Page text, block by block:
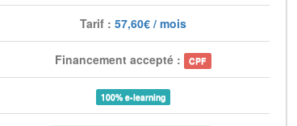
Tarif : 57,60€ / mois
Financement accepté : CPF
100% e-learning